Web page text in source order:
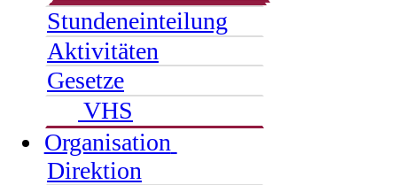
Stundeneinteilung
Aktivitäten
Gesetze
VHS
Organisation
Direktion